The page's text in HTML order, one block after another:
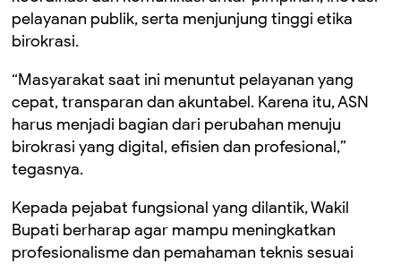
pelayanan publik, serta menjunjung tinggi etika
birokrasi.
“Masyarakat saat ini menuntut pelayanan yang
cepat, transparan dan akuntabel. Karena itu, ASN
harus menjadi bagian dari perubahan menuju
birokrasi yang digital, efisien dan profesional,”
tegasnya.
Kepada pejabat fungsional yang dilantik, Wakil
Bupati berharap agar mampu meningkatkan
profesionalisme dan pemahaman teknis sesuai